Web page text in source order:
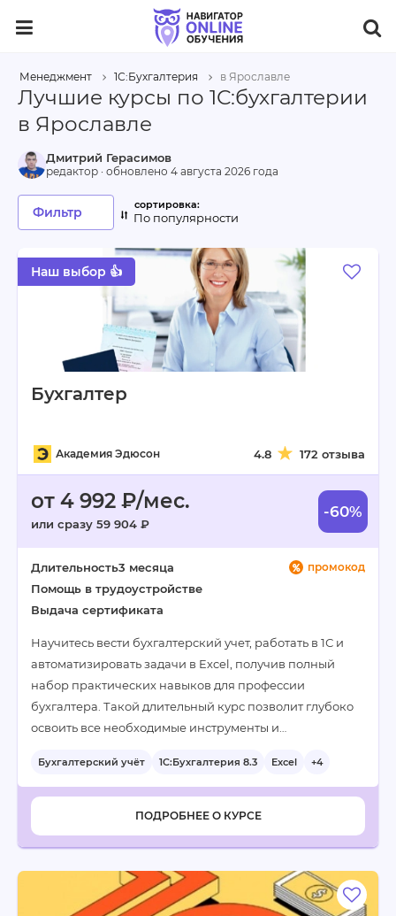
Менеджмент 1С:Бухгалтерия в Ярославле
Лучшие курсы по 1С:бухгалтерии
в Ярославле
Бухгалтер
Академия Эдюсон 4.8 172 отзыва
от 4 992 ₽/мес.
или сразу 59 904 ₽
-60%
промокод
Длительность3 месяца
Помощь в трудоустройстве
Выдача сертификата
Научитесь вести бухгалтерский учет, работать в 1С и
автоматизировать задачи в Excel, получив полный
набор практических навыков для профессии
бухгалтера. Такой длительный курс позволит глубоко
освоить все необходимые инструменты и…
Бухгалтерский учёт 1С:Бухгалтерия 8.3 Excel +4
ПОДРОБНЕЕ О КУРСЕ
Наш выбор 👍
Дмитрий Герасимов
редактор · обновлено 4 августа 2026 года
Фильтр По популярности